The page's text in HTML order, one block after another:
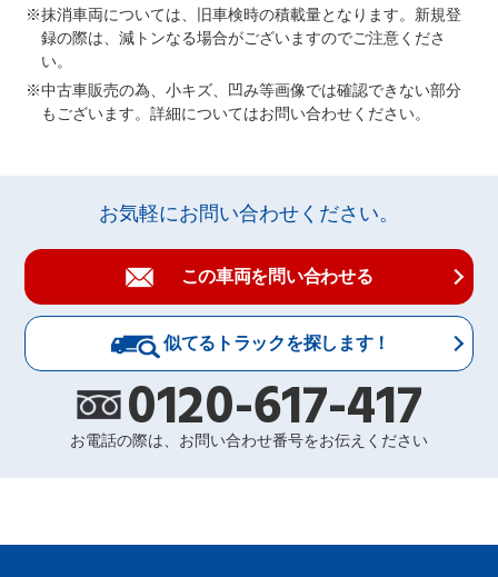
抹消車両については、旧車検時の積載量となります。新規登
録の際は、減トンなる場合がございますのでご注意くださ
い。
中古車販売の為、小キズ、凹み等画像では確認できない部分
もございます。詳細についてはお問い合わせください。
お気軽にお問い合わせください。
この車両を問い合わせる
似てるトラックを探します！
0120-617-417
お電話の際は、お問い合わせ番号をお伝えください